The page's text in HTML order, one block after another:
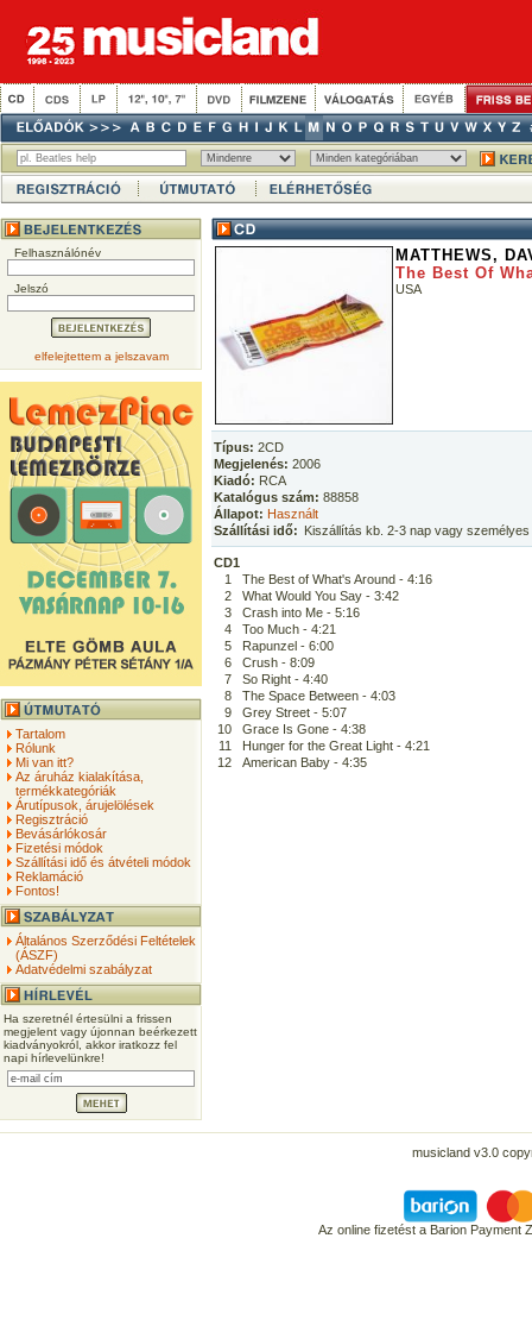
Felhasználónév
Jelszó
elfelejtettem a jelszavam
Tartalom
Rólunk
Mi van itt?
Az áruház kialakítása,
termékkategóriák
Árutípusok, árujelölések
Regisztráció
Bevásárlókosár
Fizetési módok
Szállítási idő és átvételi módok
Reklamáció
Fontos!
Általános Szerződési Feltételek
(ÁSZF)
Adatvédelmi szabályzat
Ha szeretnél értesülni a frissen
megjelent vagy újonnan beérkezett
kiadványokról, akkor iratkozz fel
napi hírlevelünkre!
MATTHEWS,
The Best Of
USA
Típus: 2CD
Megjelenés: 2006
Kiadó: RCA
Katalógus szám: 88858
Állapot: Használt
Szállítási idő: Kiszállítás kb. 2-3 nap vagy
CD1
1
The Best of What's Around - 4:16
2
What Would You Say - 3:42
3
Crash into Me - 5:16
4
Too Much - 4:21
5
Rapunzel - 6:00
6
Crush - 8:09
7
So Right - 4:40
8
The Space Between - 4:03
9
Grey Street - 5:07
10
Grace Is Gone - 4:38
11
Hunger for the Great Light - 4:21
12
American Baby - 4:35
musicland v3.0
Az online fizetést a Barion Payment